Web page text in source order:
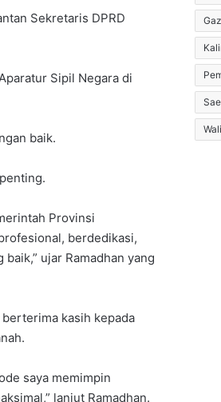
Sekretaris DPRD
Sipil Negara di
baik.
Provinsi
berdedikasi,
ujar Ramadhan yang
kasih kepada
saya memimpin
lanjut Ramadhan.